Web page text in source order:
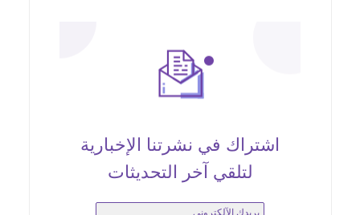
اشتراك في نشرتنا الإخبارية
لتلقي آخر التحديثات